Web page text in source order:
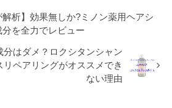
解析】効果無しか?ミノン薬用ヘアシ
分を全力でレビュー
分はダメ？ロクシタンシャン
ペアリングがオススメでき
ない理由